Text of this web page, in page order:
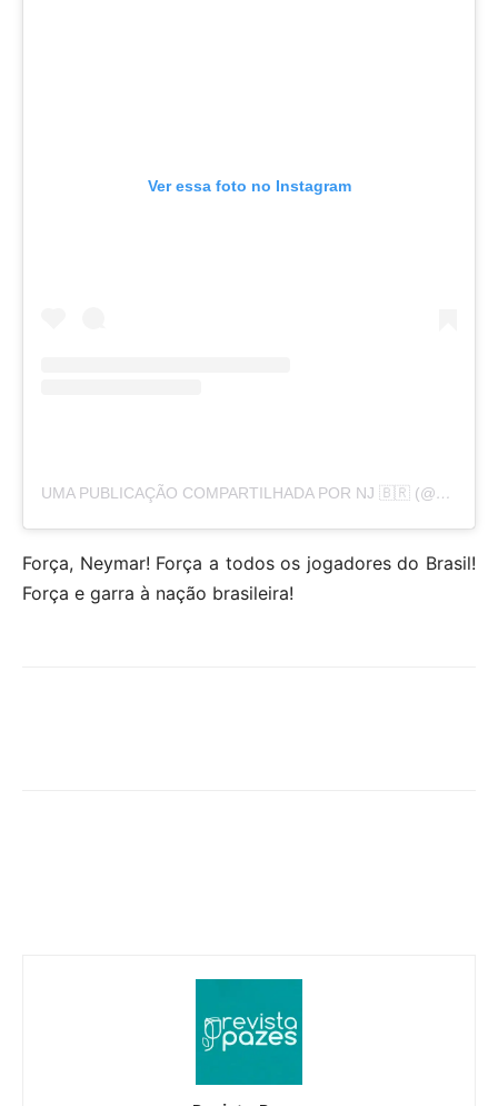
Ver essa foto no Instagram
UMA PUBLICAÇÃO COMPARTILHADA POR NJ 🇧🇷 (@NEYMARJR)
Força, Neymar! Força a todos os jogadores do Brasil!
Força e garra à nação brasileira!